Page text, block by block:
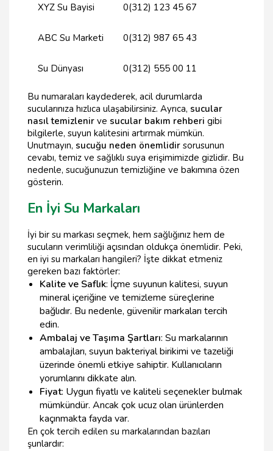
XYZ Su Bayisi 0(312) 123 45 67
ABC Su Marketi 0(312) 987 65 43
Su Dünyası 0(312) 555 00 11
Bu numaraları kaydederek, acil durumlarda
sucularınıza hızlıca ulaşabilirsiniz. Ayrıca, sucular
nasıl temizlenir ve sucular bakım rehberi gibi
bilgilerle, suyun kalitesini artırmak mümkün.
Unutmayın, sucuğu neden önemlidir sorusunun
cevabı, temiz ve sağlıklı suya erişimimizde gizlidir. Bu
nedenle, sucuğunuzun temizliğine ve bakımına özen
gösterin.
En İyi Su Markaları
İyi bir su markası seçmek, hem sağlığınız hem de
sucuların verimliliği açısından oldukça önemlidir. Peki,
en iyi su markaları hangileri? İşte dikkat etmeniz
gereken bazı faktörler:
Kalite ve Saflık: İçme suyunun kalitesi, suyun
mineral içeriğine ve temizleme süreçlerine
bağlıdır. Bu nedenle, güvenilir markaları tercih
edin.
Ambalaj ve Taşıma Şartları: Su markalarının
ambalajları, suyun bakteriyal birikimi ve tazeliği
üzerinde önemli etkiye sahiptir. Kullanıcıların
yorumlarını dikkate alın.
Fiyat: Uygun fiyatlı ve kaliteli seçenekler bulmak
mümkündür. Ancak çok ucuz olan ürünlerden
kaçınmakta fayda var.
En çok tercih edilen su markalarından bazıları
şunlardır: